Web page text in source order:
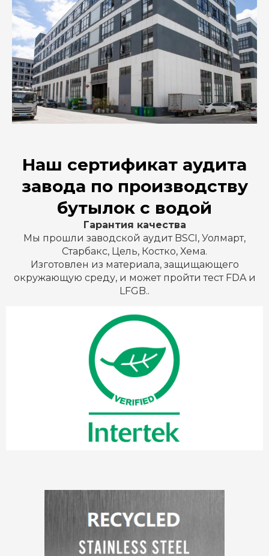
Наш сертификат аудита
завода по производству
бутылок с водой
Гарантия качества
Мы прошли заводской аудит BSCI, Уолмарт,
Старбакс, Цель, Костко, Хема.
Изготовлен из материала, защищающего
окружающую среду, и может пройти тест FDA и
LFGB..